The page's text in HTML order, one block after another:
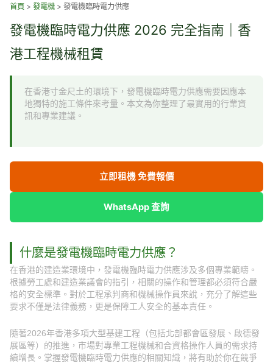
首頁 > 發電機 > 發電機臨時電力供應
發電機臨時電力供應 2026 完全指南｜香
港工程機械租賃
在香港寸金尺土的環境下，發電機臨時電力供應需要因應本
地獨特的施工條件來考量。本文為你整理了最實用的行業資
訊和專業建議。
立即租機 免費報價
WhatsApp 查詢
什麼是發電機臨時電力供應？
在香港的建造業環境中，發電機臨時電力供應涉及多個專業範疇。
根據勞工處和建造業議會的指引，相關的操作和管理都必須符合嚴
格的安全標準。對於工程承判商和機械操作員來說，充分了解這些
要求不僅是法律義務，更是保障工人安全的基本責任。
隨著2026年香港多項大型基建工程（包括北部都會區發展、啟德發
展區等）的推進，市場對專業工程機械和合資格操作人員的需求持
續增長。掌握發電機臨時電力供應的相關知識，將有助於你在競爭